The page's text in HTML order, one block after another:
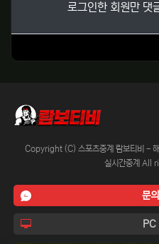
로그인한 회원만 댓
Copyright (C) 스포츠중계 람보티비 - 해
실시간중계 All
문
PC